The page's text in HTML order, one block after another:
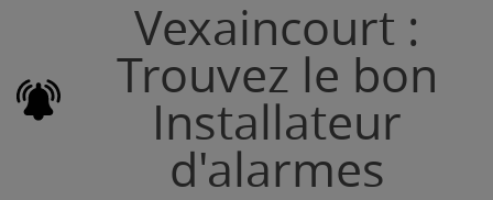
Vexaincourt :
Trouvez le bon
Installateur
d'alarmes